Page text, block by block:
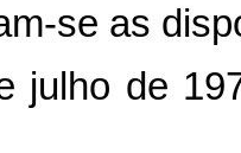
se as
julho de